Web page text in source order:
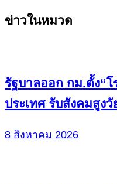
Continue
ข่าวในหมวด
รัฐบาลออก กม.ตั้ง“โ
ประเทศ รับสังคมสูงวั
8 สิงหาคม 2026